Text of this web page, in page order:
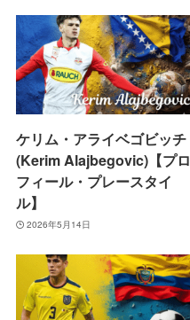
ケリム・アライベゴビッチ
(Kerim Alajbegovic)【プロ
フィール・プレースタイ
ル】
2026年5月14日